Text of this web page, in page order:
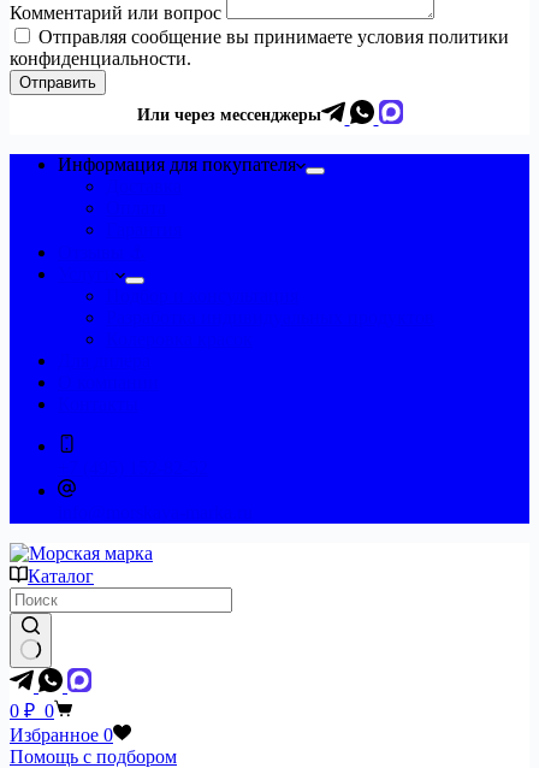
Комментарий или вопрос
Отправляя сообщение вы принимаете условия политики
конфиденциальности.
Отправить
Или через мессенджеры
Информация для покупателя
Каталог
Ничего
не
найдено
Корзина
0 ₽ 0
Избранное 0
Помощь с подбором